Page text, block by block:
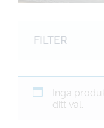
FILTER
Inga
ditt val.